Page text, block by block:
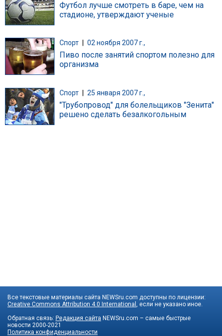
Футбол лучше смотреть в баре, чем на
стадионе, утверждают ученые
Спорт 02 ноября 2007 г.,
Пиво после занятий спортом полезно для
организма
Спорт | 25 января 2007 г.,
"Трубопровод" для болельщиков "Зенита"
решено сделать безалкогольным
Все текстовые материалы сайта NEWSru.com доступны по лицензии:
Creative Commons Attribution 4.0 International , если не указано иное.
Обратная связь: Редакция сайта NEWSru.com – самые быстрые
новости 2000-2021
Политика конфиденциальности